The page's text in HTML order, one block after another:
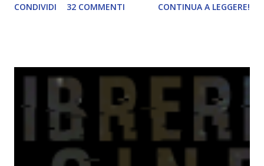
e poi dover aspettare con ansia il recap e sia perché
gruppo di lettura inizierà tra qualche settimana,
po' di tempo per pensarci e iscrivervi. Titolo: Wool (Silo
#1) Autore: Hugh Howey Anno: Ottobre 2013 Editore:
Fabbri Cosa faresti se il mondo fuori fosse letale e l’aria
che respiri potesse uccidere? Se vivessi in un luogo dove
CONDIVIDI 32 COMMENTI CONTINUA A LEGGERE!